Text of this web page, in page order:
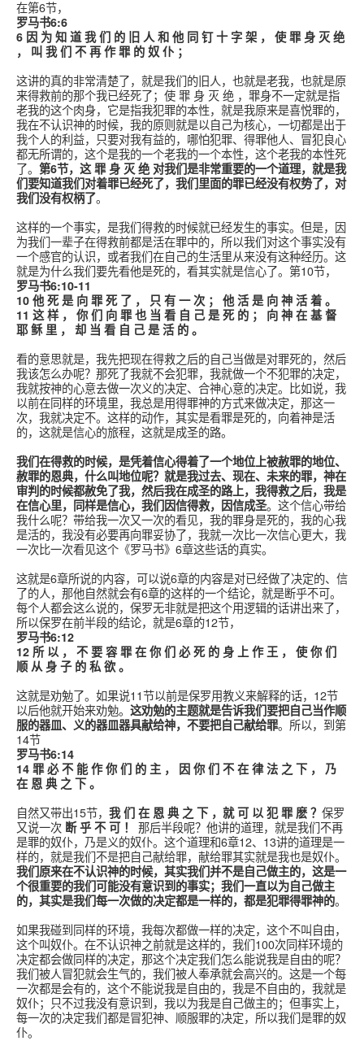
在第6节，
罗马书6:6
6 因 为 知 道 我 们 的 旧 人 和 他 同 钉 十 字 架 ， 使 罪 身 灭 绝
， 叫 我 们 不 再 作 罪 的 奴 仆 ；
这讲的真的非常清楚了，就是我们的旧人，也就是老我，也就是原
来得救前的那个我已经死了；使 罪 身 灭 绝 ，罪身不一定就是指
老我的这个肉身，它是指我犯罪的本性，就是我原来是喜悦罪的，
我在不认识神的时候，我的原则就是以自己为核心，一切都是出于
我个人的利益，只要对我有益的，哪怕犯罪、得罪他人、冒犯良心
都无所谓的，这个是我的一个老我的一个本性，这个老我的本性死
了。 第6节，这 罪 身 灭 绝 对我们是非常重要的一个道理，就是我
们要知道我们对着罪已经死了，我们里面的罪已经没有权势了，对
我们没有权柄了。
这样的一个事实，是我们得救的时候就已经发生的事实。但是，因
为我们一辈子在得救前都是活在罪中的，所以我们对这个事实没有
一个感官的认识，或者我们在自己的生活里从来没有这种经历。这
就是为什么我们要先看他是死的，看其实就是信心了。第10节，
罗马书6:10-11
10 他 死 是 向 罪 死 了 ， 只 有 一 次 ； 他 活 是 向 神 活 着 。
11 这 样 ， 你 们 向 罪 也 当 看 自 己 是 死 的 ； 向 神 在 基 督
耶 稣 里 ， 却 当 看 自 己 是 活 的 。
看的意思就是，我先把现在得救之后的自己当做是对罪死的，然后
我该怎么办呢？那死了我就不会犯罪，我就做一个不犯罪的决定，
我就按神的心意去做一次义的决定、合神心意的决定。比如说，我
以前在同样的环境里，我总是用得罪神的方式来做决定，那这一
次，我就决定不。这样的动作，其实是看罪是死的，向着神是活
的，这就是信心的旅程，这就是成圣的路。
我们在得救的时候，是凭着信心得着了一个地位上被赦罪的地位、
赦罪的恩典，什么叫地位呢？就是我过去、现在、未来的罪，神在
审判的时候都赦免了我，然后我在成圣的路上，我得救之后，我是
在信心里，同样是信心，我们因信得救，因信成圣。这个信心带给
我什么呢？带给我一次又一次的看见，我的罪身是死的，我的心我
是活的，我没有必要再向罪妥协了，我就一次比一次信心更大，我
一次比一次看见这个《罗马书》6章这些话的真实。
这就是6章所说的内容，可以说6章的内容是对已经做了决定的、信
了的人，那他自然就会有6章的这样的一个结论，就是断乎不可。
每个人都会这么说的，保罗无非就是把这个用逻辑的话讲出来了，
所以保罗在前半段的结论，就是6章的12节，
罗马书6:12
12 所 以 ， 不 要 容 罪 在 你 们 必 死 的 身 上 作 王 ， 使 你 们
顺 从 身 子 的 私 欲 。
这就是劝勉了。如果说11节以前是保罗用教义来解释的话，12节
以后他就开始来劝勉。 这劝勉的主题就是告诉我们要把自己当作顺
服的器皿、义的器皿器具献给神，不要把自己献给罪。所以，到第
14节
罗马书6:14
14 罪 必 不 能 作 你 们 的 主 ， 因 你 们 不 在 律 法 之 下 ， 乃
在 恩 典 之 下 。
自然又带出15节， 我 们 在 恩 典 之 下 ，就 可 以 犯 罪 麽 ？ 保罗
又说一次 断 乎 不 可 ！
那后半段呢？他讲的道理，就是我们不再
是罪的奴仆，乃是义的奴仆。这个道理和6章12、13讲的道理是一
样的，就是我们不是把自己献给罪，献给罪其实就是我也是奴仆。
我们原来在不认识神的时候，其实我们并不是自己做主的，这是一
个很重要的我们可能没有意识到的事实；我们一直以为自己做主
的，其实是我们每一次做的决定都是一样的，都是犯罪得罪神的。
如果我碰到同样的环境，我每次都做一样的决定，这个不叫自由，
这个叫奴仆。在不认识神之前就是这样的，我们100次同样环境的
决定都会做同样的决定，那这个决定我们怎么能说我是自由的呢？
我们被人冒犯就会生气的，我们被人奉承就会高兴的。这是一个每
一次都是会有的，这个不能说我是自由的，我是不自由的，我就是
奴仆；只不过我没有意识到，我以为我是自己做主的；但事实上，
每一次的决定我们都是冒犯神、顺服罪的决定，所以我们是罪的奴
仆。